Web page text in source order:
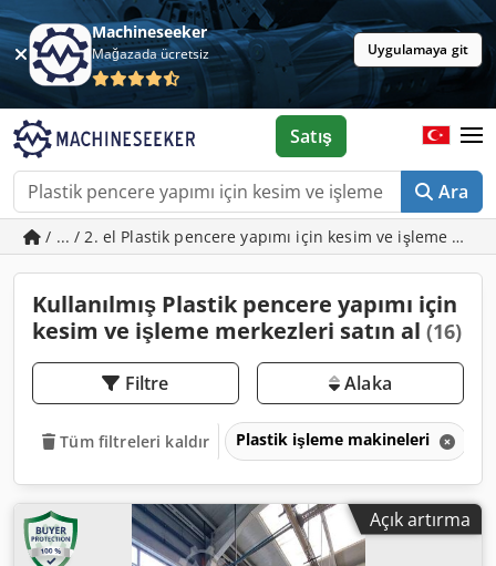
Machineseeker
Mağazada ücretsiz Uygulamaya git
Ara
Satış
/ ... / 2. el Plastik pencere yapımı için kesim ve işleme
Kullanılmış Plastik pencere yapımı için
kesim ve işleme merkezleri satın al (16)
Filtre Alaka
Tüm filtreleri kaldır Plastik işleme makineleri
Açık artırma